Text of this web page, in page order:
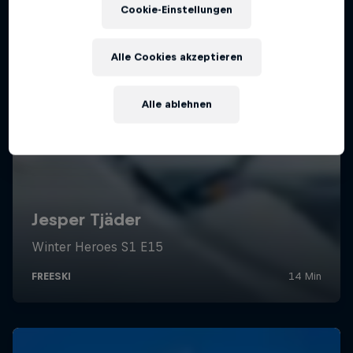
Cookie-Einstellungen
Alle ablehnen
Alle Cookies akzeptieren